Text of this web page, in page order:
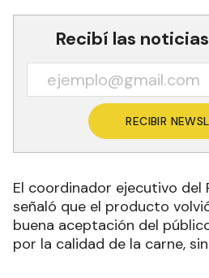
Recibí las
RECIBIR
El coordinador ejecutivo del
señaló que el producto
buena aceptación del
por la calidad de la carne,